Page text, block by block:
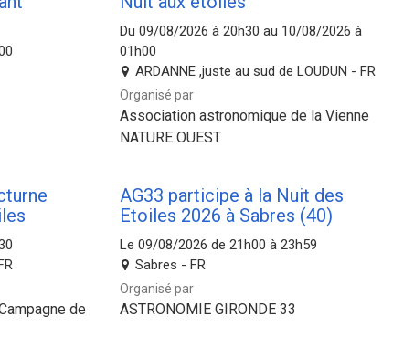
Du 09/08/2026 à 20h30 au 10/08/2026 à
01h00
ARDANNE ,juste au sud de LOUDUN - FR
Organisé par
Association astronomique de la Vienne
NATURE OUEST
de
AG33 participe à la Nuit des
Etoiles 2026 à Sabres (40)
Le 09/08/2026 de 21h00 à 23h59
Sabres - FR
Organisé par
ASTRONOMIE GIRONDE 33